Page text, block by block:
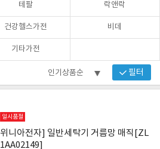
테팔 락앤락
건강헬스가전 비데
기타가전
필터
일시품절
위니아전자] 일반세탁기 거름망 매직[ZL
1AA02149]